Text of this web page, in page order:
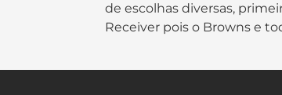
de escolhas diversas,
Receiver pois o Browns e